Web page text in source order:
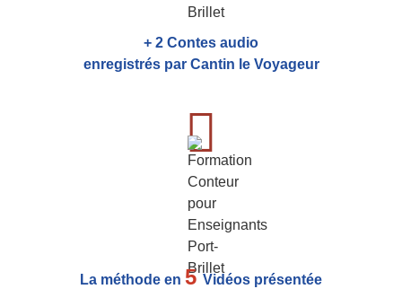
+ 2 Contes audio
enregistrés par Cantin le Voyageur
La méthode en 5Vidéos présentée